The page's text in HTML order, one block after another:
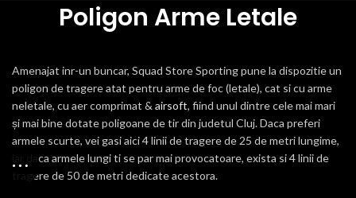
Poligon Arme Letale
Amenajat inr-un buncar, Squad Store Sporting pune la dispozitie un
poligon de tragere atat pentru arme de foc (letale), cat si cu arme
neletale, cu aer comprimat & airsoft, fiind unul dintre cele mai mari
și mai bine dotate poligoane de tir din judetul Cluj. Daca preferi
armele scurte, vei gasi aici 4 linii de tragere de 25 de metri lungime,
iar daca armele lungi ti se par mai provocatoare, exista si 4 linii de
tragere de 50 de metri dedicate acestora.